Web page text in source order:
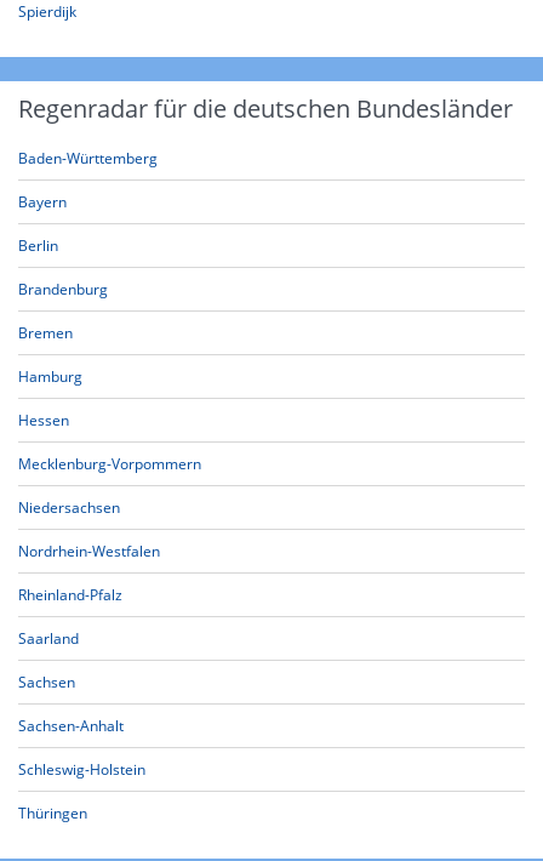
Spierdijk
Regenradar für die deutschen Bundesländer
Baden-Württemberg
Bayern
Berlin
Brandenburg
Bremen
Hamburg
Hessen
Mecklenburg-Vorpommern
Niedersachsen
Nordrhein-Westfalen
Rheinland-Pfalz
Saarland
Sachsen
Sachsen-Anhalt
Schleswig-Holstein
Thüringen